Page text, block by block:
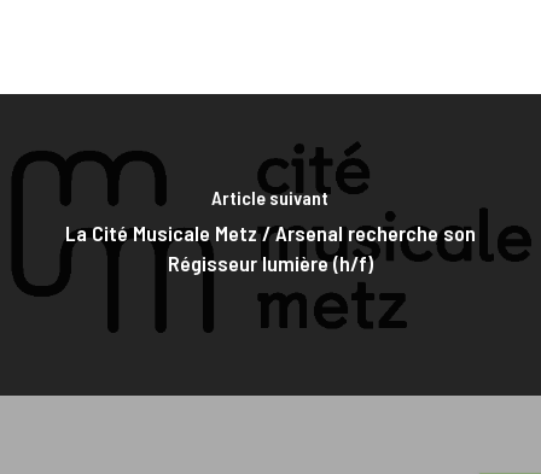
Article suivant
La Cité Musicale Metz / Arsenal recherche son
Régisseur lumière (h/f)